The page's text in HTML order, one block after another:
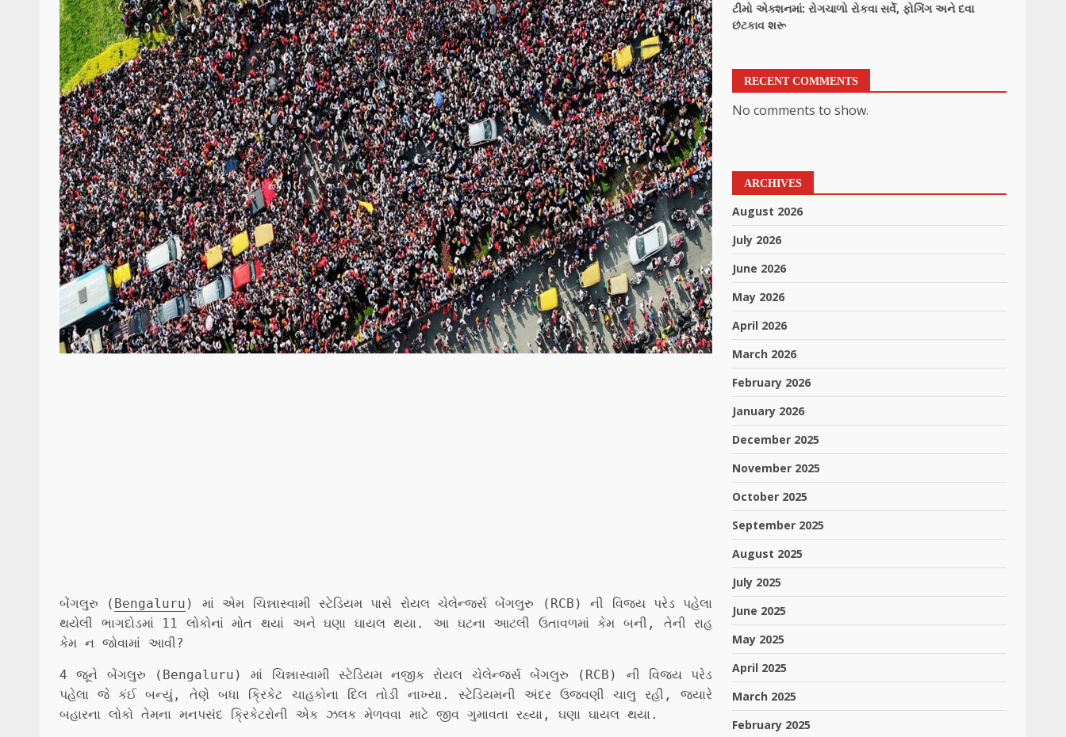
બેંગલુરુ ( Bengaluru ) માં એમ ચિન્નાસ્વામી સ્ટેડિયમ પાસે રોયલ ચેલેન્જર્સ બેંગલુરુ (RCB) ની વિજય પરેડ પહેલા
થયેલી ભાગદોડમાં 11 લોકોનાં મોત થયાં અને ઘણા ઘાયલ થયા. આ ઘટના આટલી ઉતાવળમાં કેમ બની, તેની રાહ
કેમ ન જોવામાં આવી?
4 જૂને બેંગલુરુ (Bengaluru) માં ચિન્નાસ્વામી સ્ટેડિયમ નજીક રોયલ ચેલેન્જર્સ બેંગલુરુ (RCB) ની વિજય પરેડ
પહેલા જે કંઈ બન્યું, તેણે બધા ક્રિકેટ ચાહકોના દિલ તોડી નાખ્યા. સ્ટેડિયમની અંદર ઉજવણી ચાલુ રહી, જ્યારે
બહારના લોકો તેમના મનપસંદ ક્રિકેટરોની એક ઝલક મેળવવા માટે જીવ ગુમાવતા રહ્યા, ઘણા ઘાયલ થયા.
ટીમો એક્શનમાં: રોગચાળો રોકવા સર્વે, ફોગિંગ અને દવા
છંટકાવ શરૂ
RECENT COMMENTS
No comments to show.
ARCHIVES
August 2026
July 2026
June 2026
May 2026
April 2026
March 2026
February 2026
January 2026
December 2025
November 2025
October 2025
September 2025
August 2025
July 2025
June 2025
May 2025
April 2025
March 2025
February 2025